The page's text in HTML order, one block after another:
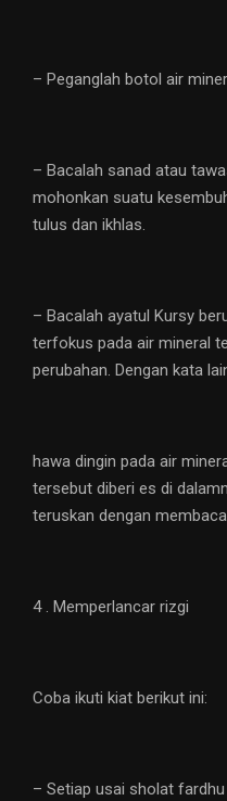
– Peganglah botol air
– Bacalah sanad atau
mohonkan suatu
tulus dan ikhlas.
– Bacalah ayatul Kursy
terfokus pada air mineral
perubahan. Dengan kata
hawa dingin pada air
tersebut diberi es di
teruskan dengan membaca
4 . Memperlancar rizgi
Coba ikuti kiat berikut ini:
– Setiap usai sholat